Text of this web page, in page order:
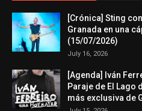
[Crónica] Sting
Granada en una
(15/07/2026)
July 16, 2026
[Agenda] Iván
Paraje de El Lago
más exclusiva de